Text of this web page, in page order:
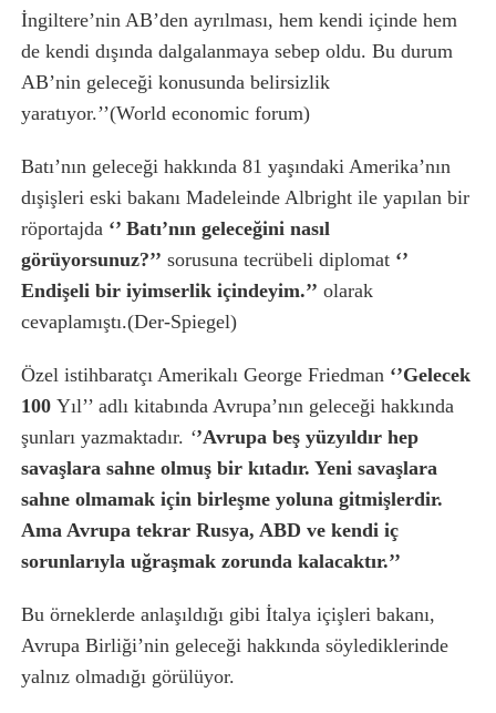
İngiltere’nin AB’den ayrılması, hem kendi içinde hem
de kendi dışında dalgalanmaya sebep oldu. Bu durum
AB’nin geleceği konusunda belirsizlik
yaratıyor.’’(World economic forum)
Batı’nın geleceği hakkında 81 yaşındaki Amerika’nın
dışişleri eski bakanı Madeleinde Albright ile yapılan bir
röportajda ‘’ Batı’nın geleceğini nasıl
görüyorsunuz?’’ sorusuna tecrübeli diplomat ‘’
Endişeli bir iyimserlik içindeyim.’’ olarak
cevaplamıştı.(Der-Spiegel)
Özel istihbaratçı Amerikalı George Friedman ‘’Gelecek
100 Yıl’’ adlı kitabında Avrupa’nın geleceği hakkında
şunları yazmaktadır. ‘’Avrupa beş yüzyıldır hep
savaşlara sahne olmuş bir kıtadır. Yeni savaşlara
sahne olmamak için birleşme yoluna gitmişlerdir.
Ama Avrupa tekrar Rusya, ABD ve kendi iç
sorunlarıyla uğraşmak zorunda kalacaktır.’’
Bu örneklerde anlaşıldığı gibi İtalya içişleri bakanı,
Avrupa Birliği’nin geleceği hakkında söylediklerinde
yalnız olmadığı görülüyor.